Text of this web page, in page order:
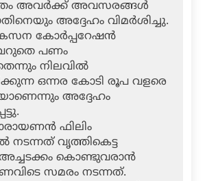
അവര്‍ക്ക് അവസരങ്ങള്‍
അദ്ദേഹം വിമര്‍ശിച്ചു.
കോര്‍പ്പറേഷന്‍
പണം
നിലവില്‍
ഒന്നര കോടി രൂപ വളരെ
അദ്ദേഹം
ഫിലിം
നടന്നത് വൃത്തികെട്ട
കൊണ്ടുവരാന്‍
സമരം നടന്നത്.